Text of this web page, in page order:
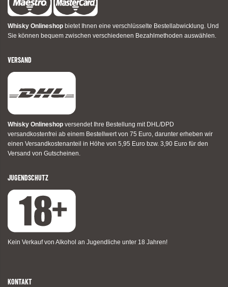
Whisky Onlineshop bietet Ihnen eine verschlüsselte Bestellabwicklung. Und
Sie können bequem zwischen verschiedenen Bezahlmethoden auswählen.
VERSAND
Whisky Onlineshop versendet Ihre Bestellung mit DHL/DPD
versandkostenfrei ab einem Bestellwert von 75 Euro, darunter erheben wir
einen Versandkostenanteil in Höhe von 5,95 Euro bzw. 3,90 Euro für den
Versand von Gutscheinen.
JUGENDSCHUTZ
Kein Verkauf von Alkohol an Jugendliche unter 18 Jahren!
KONTAKT